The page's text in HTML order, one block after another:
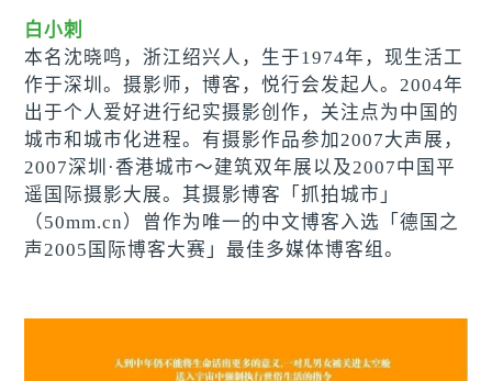
白小刺
本名沈晓鸣，浙江绍兴人，生于1974年，现生活工
作于深圳。摄影师，博客，悦行会发起人。2004年
出于个人爱好进行纪实摄影创作，关注点为中国的
城市和城市化进程。有摄影作品参加2007大声展，
2007深圳·香港城市～建筑双年展以及2007中国平
遥国际摄影大展。其摄影博客「抓拍城市」
（50mm.cn）曾作为唯一的中文博客入选「德国之
声2005国际博客大赛」最佳多媒体博客组。